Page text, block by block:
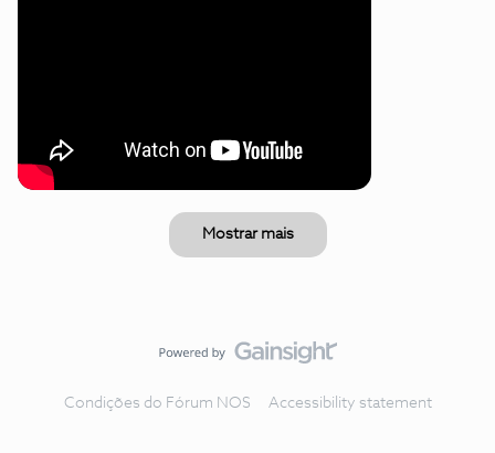
Mostrar mais
Condições do Fórum NOS Accessibility statement